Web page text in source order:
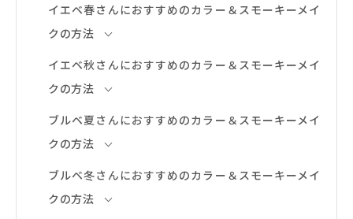
イエベ春さんにおすすめのカラー＆スモーキーメイ
クの方法
イエベ秋さんにおすすめのカラー＆スモーキーメイ
クの方法
ブルベ夏さんにおすすめのカラー＆スモーキーメイ
クの方法
ブルベ冬さんにおすすめのカラー＆スモーキーメイ
クの方法